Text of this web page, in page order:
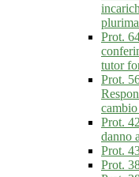
Prot.
tutor
Prot.
Prot.
danno
Prot.
Prot.